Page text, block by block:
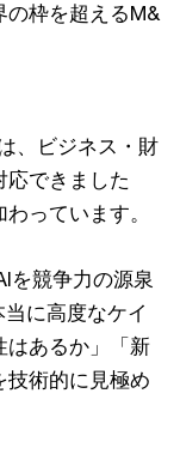
の枠を超えるM&
、ビジネス・財
できました
っています。
を競争力の源泉
に高度なケイ
はあるか」「新
技術的に見極め